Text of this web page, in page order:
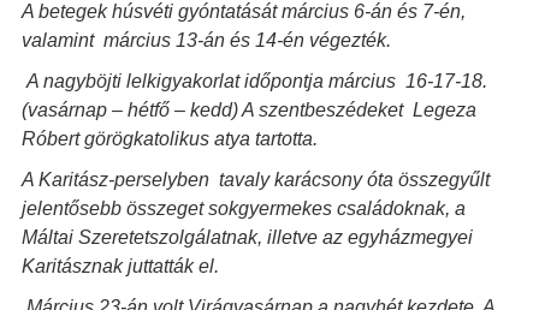
A betegek húsvéti gyóntatását március 6-án és 7-én,
valamint március 13-án és 14-én végezték.
A nagyböjti lelkigyakorlat időpontja március 16-17-18.
(vasárnap – hétfő – kedd) A szentbeszédeket Legeza
Róbert görögkatolikus atya tartotta.
A Karitász-perselyben tavaly karácsony óta összegyűlt
jelentősebb összeget sokgyermekes családoknak, a
Máltai Szeretetszolgálatnak, illetve az egyházmegyei
Karitásznak juttatták el.